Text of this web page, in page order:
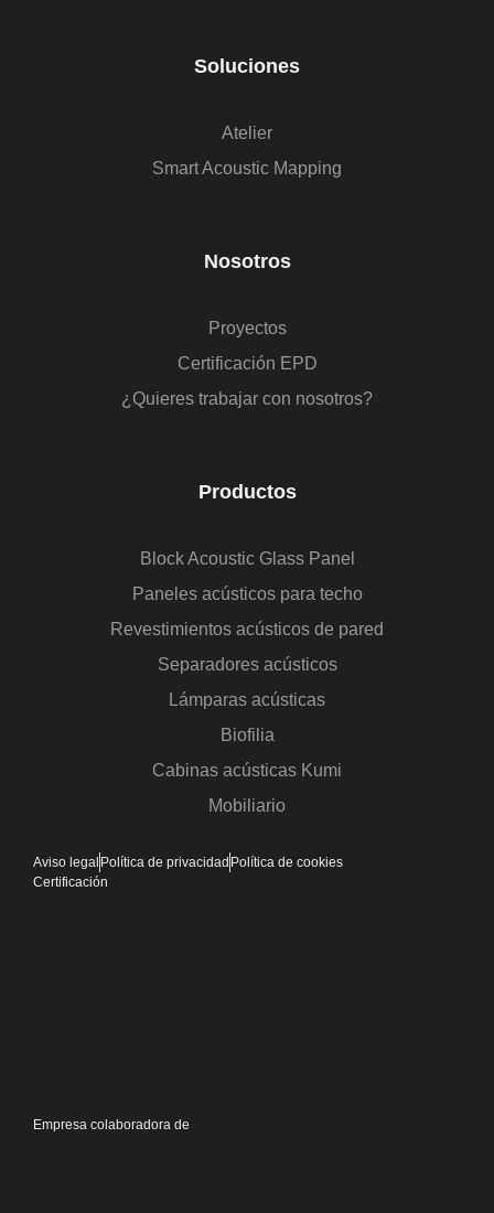
Soluciones
Atelier
Smart Acoustic Mapping
Nosotros
Proyectos
Certificación EPD
¿Quieres trabajar con nosotros?
Productos
Block Acoustic Glass Panel
Paneles acústicos para techo
Revestimientos acústicos de pared
Separadores acústicos
Lámparas acústicas
Biofilia
Cabinas acústicas Kumi
Mobiliario
Empresa colaboradora de
Aviso legal Política de privacidad Política de cookies
Certificación